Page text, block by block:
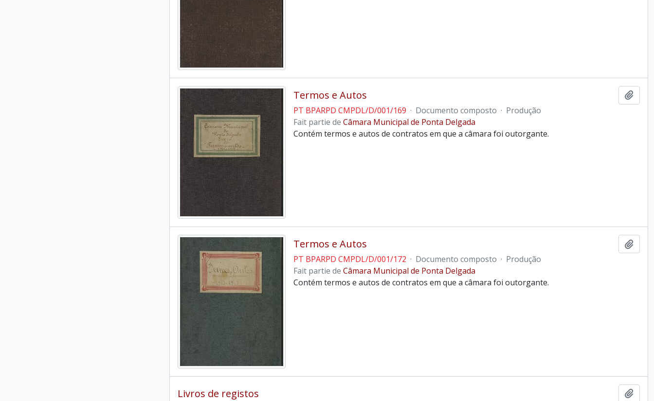
Termos e Autos
PT BPARPD CMPDL/D/001/169 · Documento composto · Produção
Fait partie de Câmara Municipal de Ponta Delgada
Contém termos e autos de contratos em que a câmara foi outorgante.
Termos e Autos
PT BPARPD CMPDL/D/001/172 · Documento composto · Produção
Fait partie de Câmara Municipal de Ponta Delgada
Contém termos e autos de contratos em que a câmara foi outorgante.
Livros de registos